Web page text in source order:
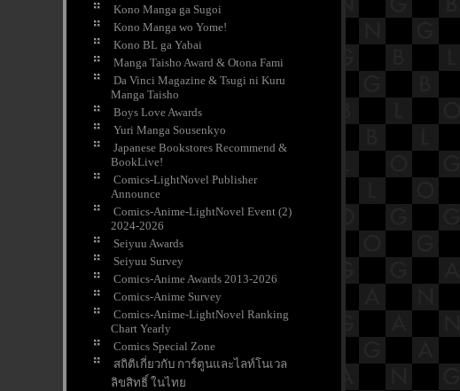
Kono Manga ga Sugoi
Kono Manga wo Yome!
Kono BL ga Yabai
Manga Taisho Award & Otona Fami
Da Vinci Magazine & Tsugi ni Kuru
Manga Taisho
Boys Love Awards
Yuri Manga Sousenkyo
Japanese Bookstores Recommend &
BookLive!
Comics-LightNovel Publisher
Announce
Comics-Anime-LightNovel Event (2)
2024-2026
Seiyuu Awards
Seiyuu Survey
Comics-Anime Awards 2013-2026
Comics-Anime Survey
Comics-Anime-LightNovel Ranking
Chart Yearly
Comics Special Zone
สถิติเกี่ยวกับ การ์ตูนและไลท์โนเวล
ลิขสิทธิ์ ในไท